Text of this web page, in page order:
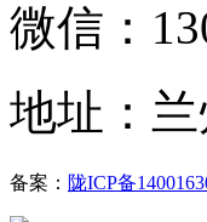
微信：
地址：
备案： 陇ICP备